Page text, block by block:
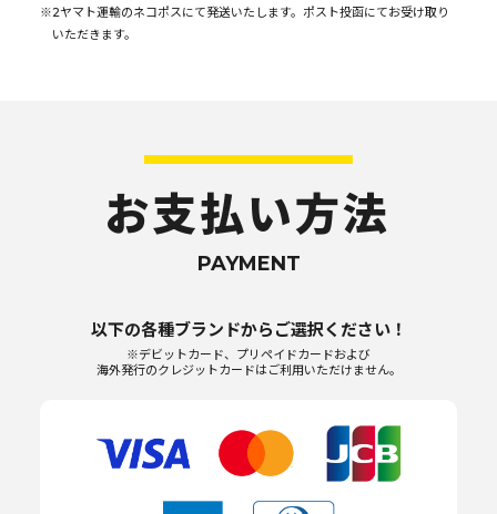
※2ヤマト運輸のネコポスにて発送いたします。ポスト投函にてお受け取り
いただきます。
お支払い方法
PAYMENT
以下の各種ブランドからご選択ください！
※デビットカード、プリペイドカードおよび
海外発行のクレジットカードはご利用いただけません。